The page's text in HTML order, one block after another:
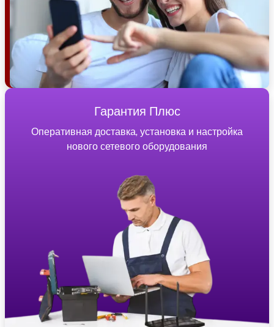
Гарантия Плюс
Оперативная доставка, установка и настройка
нового сетевого оборудования